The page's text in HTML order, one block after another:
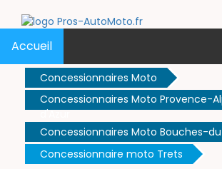
Accueil
Concessionnaires Moto
Concessionnaires Moto Provence-
d'Azur
Concessionnaires Moto Bouches-
Concessionnaire moto Trets